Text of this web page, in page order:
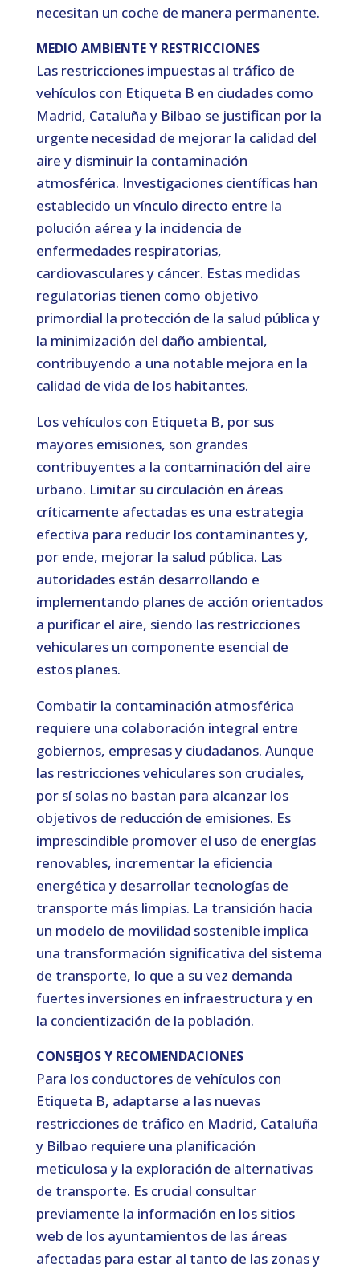
necesitan un coche de manera permanente.
MEDIO AMBIENTE Y RESTRICCIONES
Las restricciones impuestas al tráfico de
vehículos con Etiqueta B en ciudades como
Madrid, Cataluña y Bilbao se justifican por la
urgente necesidad de mejorar la calidad del
aire y disminuir la contaminación
atmosférica. Investigaciones científicas han
establecido un vínculo directo entre la
polución aérea y la incidencia de
enfermedades respiratorias,
cardiovasculares y cáncer. Estas medidas
regulatorias tienen como objetivo
primordial la protección de la salud pública y
la minimización del daño ambiental,
contribuyendo a una notable mejora en la
calidad de vida de los habitantes.
Los vehículos con Etiqueta B, por sus
mayores emisiones, son grandes
contribuyentes a la contaminación del aire
urbano. Limitar su circulación en áreas
críticamente afectadas es una estrategia
efectiva para reducir los contaminantes y,
por ende, mejorar la salud pública. Las
autoridades están desarrollando e
implementando planes de acción orientados
a purificar el aire, siendo las restricciones
vehiculares un componente esencial de
estos planes.
Combatir la contaminación atmosférica
requiere una colaboración integral entre
gobiernos, empresas y ciudadanos. Aunque
las restricciones vehiculares son cruciales,
por sí solas no bastan para alcanzar los
objetivos de reducción de emisiones. Es
imprescindible promover el uso de energías
renovables, incrementar la eficiencia
energética y desarrollar tecnologías de
transporte más limpias. La transición hacia
un modelo de movilidad sostenible implica
una transformación significativa del sistema
de transporte, lo que a su vez demanda
fuertes inversiones en infraestructura y en
la concientización de la población.
CONSEJOS Y RECOMENDACIONES
Para los conductores de vehículos con
Etiqueta B, adaptarse a las nuevas
restricciones de tráfico en Madrid, Cataluña
y Bilbao requiere una planificación
meticulosa y la exploración de alternativas
de transporte. Es crucial consultar
previamente la información en los sitios
web de los ayuntamientos de las áreas
afectadas para estar al tanto de las zonas y